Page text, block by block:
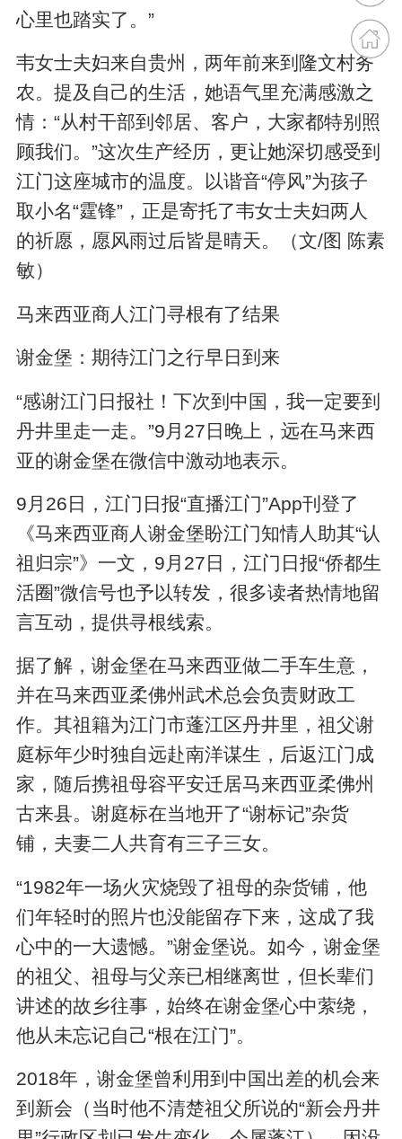
心里也踏实了。”
韦女士夫妇来自贵州，两年前来到隆文村务
农。提及自己的生活，她语气里充满感激之
情：“从村干部到邻居、客户，大家都特别照
顾我们。”这次生产经历，更让她深切感受到
江门这座城市的温度。以谐音“停风”为孩子
取小名“霆锋”，正是寄托了韦女士夫妇两人
的祈愿，愿风雨过后皆是晴天。（文/图 陈素
敏）
马来西亚商人江门寻根有了结果
谢金堡：期待江门之行早日到来
“感谢江门日报社！下次到中国，我一定要到
丹井里走一走。”9月27日晚上，远在马来西
亚的谢金堡在微信中激动地表示。
9月26日，江门日报“直播江门”App刊登了
《马来西亚商人谢金堡盼江门知情人助其“认
祖归宗”》一文，9月27日，江门日报“侨都生
活圈”微信号也予以转发，很多读者热情地留
言互动，提供寻根线索。
据了解，谢金堡在马来西亚做二手车生意，
并在马来西亚柔佛州武术总会负责财政工
作。其祖籍为江门市蓬江区丹井里，祖父谢
庭标年少时独自远赴南洋谋生，后返江门成
家，随后携祖母容平安迁居马来西亚柔佛州
古来县。谢庭标在当地开了“谢标记”杂货
铺，夫妻二人共育有三子三女。
“1982年一场火灾烧毁了祖母的杂货铺，他
们年轻时的照片也没能留存下来，这成了我
心中的一大遗憾。”谢金堡说。如今，谢金堡
的祖父、祖母与父亲已相继离世，但长辈们
讲述的故乡往事，始终在谢金堡心中萦绕，
他从未忘记自己“根在江门”。
2018年，谢金堡曾利用到中国出差的机会来
到新会（当时他不清楚祖父所说的“新会丹井